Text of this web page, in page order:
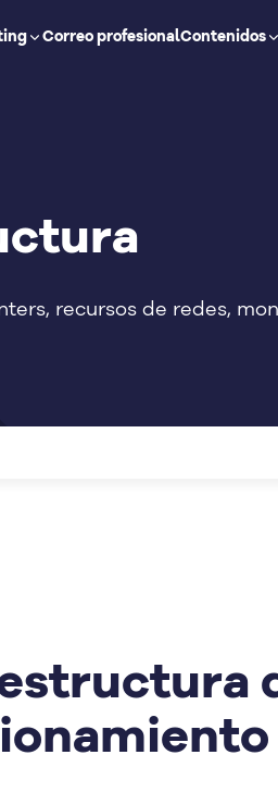
Correo profesionalContenidos
recursos de redes,